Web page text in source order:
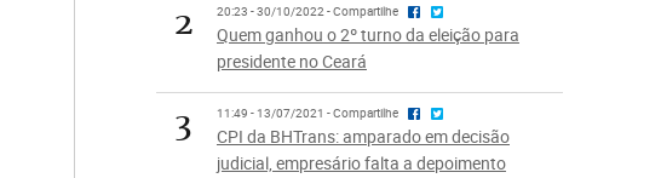
2 20:23 - 30/10/2022 - Compartilhe
Quem ganhou o 2º turno da eleição para
presidente no Ceará
3 11:49 - 13/07/2021 - Compartilhe
CPI da BHTrans: amparado em decisão
judicial, empresário falta a depoimento